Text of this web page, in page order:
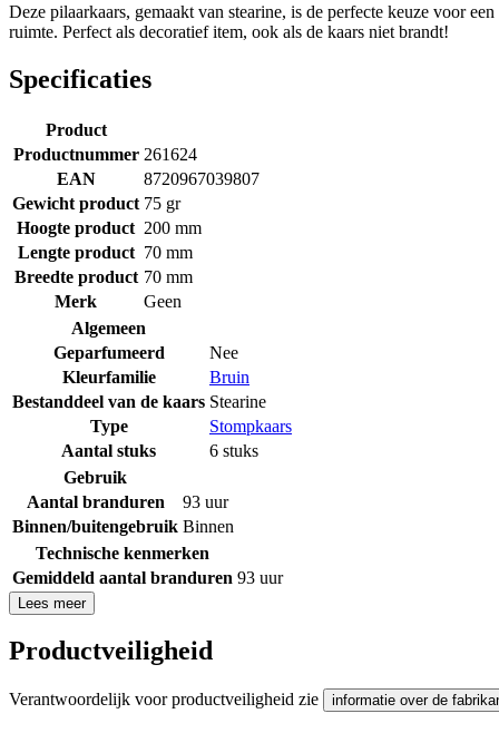
Deze pilaarkaars, gemaakt van stearine, is de perfecte keuze voor
ruimte. Perfect als decoratief item, ook als de kaars niet brandt!
Specificaties
Product
Productnummer 261624
EAN
8720967039807
Gewicht product 75 gr
Hoogte product 200 mm
Lengte product 70 mm
Breedte product 70 mm
Merk
Geen
Algemeen
Geparfumeerd
Nee
Kleurfamilie
Bruin
Bestanddeel van de kaars Stearine
Type
Stompkaars
Aantal stuks
6 stuks
Gebruik
Aantal branduren
93 uur
Binnen/buitengebruik Binnen
Technische kenmerken
Gemiddeld aantal branduren 93 uur
Lees meer
Productveiligheid
Verantwoordelijk voor productveiligheid zie informatie over de